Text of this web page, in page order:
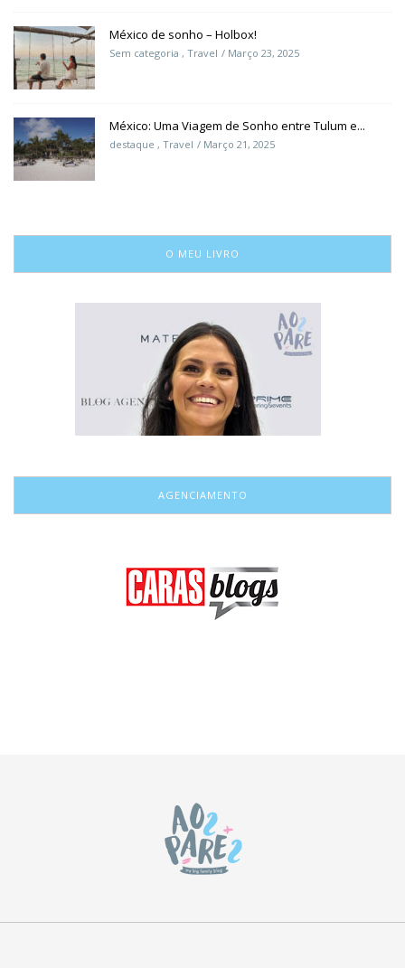
México de sonho – Holbox!
Sem categoria , Travel Março 23, 2025
México: Uma Viagem de Sonho entre Tulum e...
destaque , Travel Março 21, 2025
O MEU LIVRO
AGENCIAMENTO